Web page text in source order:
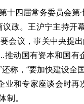
十四届常务委员会
议政。王沪宁主持开
会议，事关中央提
推动国有资本和国
称，“要加快建设全
业和专家座谈会时
制。